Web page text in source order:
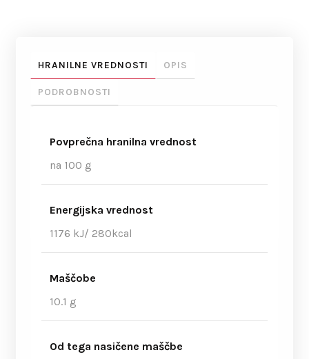
HRANILNE VREDNOSTI OPIS
PODROBNOSTI
Povprečna hranilna vrednost
na 100 g
Energijska vrednost
1176 kJ/ 280kcal
Maščobe
10.1 g
Od tega nasičene maščbe